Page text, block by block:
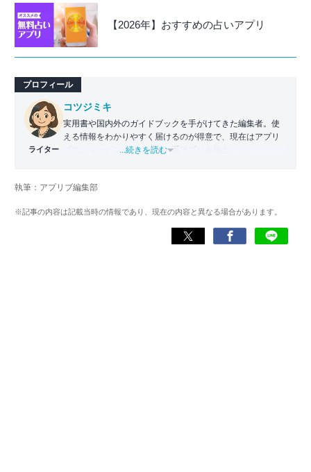
【2026年】おすすめの占いアプリ
プロフィール
ライター
コツジミキ
実用書や国内外のガイドブックを手がけてきた編集者。使
える情報をわかりやすく届けるのが得意で、現在はアプリ
ブでショッピング・クーポン系アプリを担当。
ユーザー目線で「本当に役立つアプリ」を紹介している。
...続きを読む
執筆：アプリブ編集部
※記事の内容は記載当時の情報であり、現在の内容と異なる場合があります。